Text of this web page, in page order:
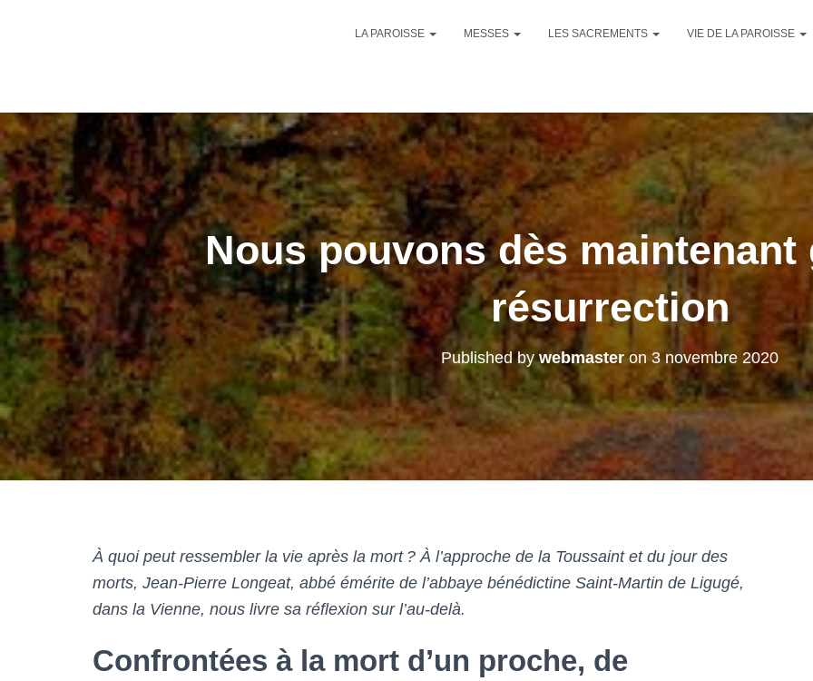
LA PAROISSE MESSES LES SACREMENTS VIE DE LA PAROISSE
Nous pouvons dès maintenant
résurrection
Published bywebmaster on3 novembre 2020
À quoi peut ressembler la vie après la mort ? À l’approche de la Toussaint et du jour des
morts, Jean-Pierre Longeat, abbé émérite de l’abbaye bénédictine Saint-Martin de Ligugé,
dans la Vienne, nous livre sa réflexion sur l’au-delà.
Confrontées à la mort d’un proche, de